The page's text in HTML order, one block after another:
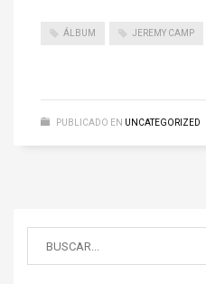
ÁLBUM JEREMY CAMP
PUBLICADO EN UNCATEGORIZED